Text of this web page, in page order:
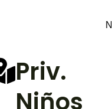
Priv.
Niños